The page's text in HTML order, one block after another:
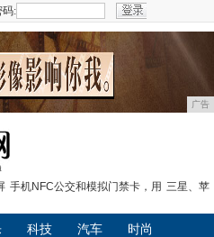
码:
广告
手机NFC公交和模拟门禁卡，用 三星、苹
科技 汽车 时尚